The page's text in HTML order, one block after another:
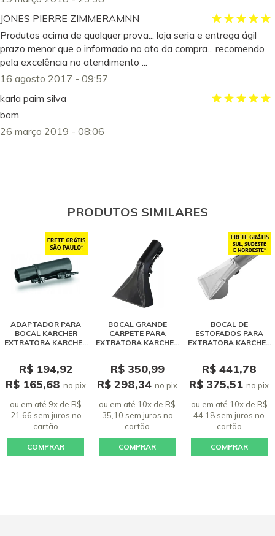
JONES PIERRE ZIMMERAMNN
Produtos acima de qualquer prova... loja seria e entrega ágil
prazo menor que o informado no ato da compra... recomendo
pela excelência no atendimento ...
16 agosto 2017 - 09:57
karla paim silva
bom
26 março 2019 - 08:06
PRODUTOS SIMILARES
ADAPTADOR PARA
BOCAL KARCHER
EXTRATORA KARCHER
R$ 194,92
R$ 165,68no pix
ou em até 9x de R$
21,66 sem juros no
cartão
COMPRAR
BOCAL GRANDE
CARPETE PARA
EXTRATORA KARCHER
R$ 350,99
R$ 298,34no pix
ou em até 10x de R$
35,10 sem juros no
cartão
COMPRAR
BOCAL DE
ESTOFADOS PARA
EXTRATORA KARCHER
R$ 441,78
R$ 375,51no pix
ou em até 10x de R$
44,18 sem jurosno
cartão
COMPRAR